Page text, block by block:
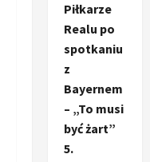
Piłkarze
Realu po
spotkaniu
z
Bayernem
– „To musi
być żart”
5.